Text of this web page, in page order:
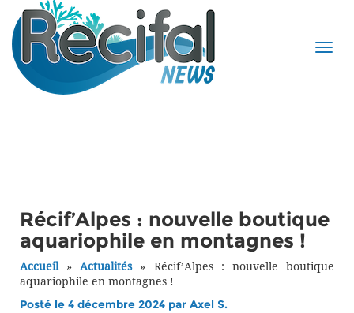
Récif’Alpes : nouvelle boutique
aquariophile en montagnes !
Accueil»Actualités» Récif’Alpes : nouvelle boutique
aquariophile en montagnes !
Posté le 4 décembre 2024 par Axel S.